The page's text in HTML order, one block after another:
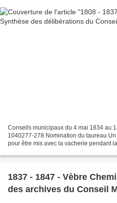
Conseils municipaux du 4 mai 1834 au
1040277-278 Nomination du taureau
pour être mis avec la vacherie pendant
1837 - 1847 - Vèbre
des archives du Conseil